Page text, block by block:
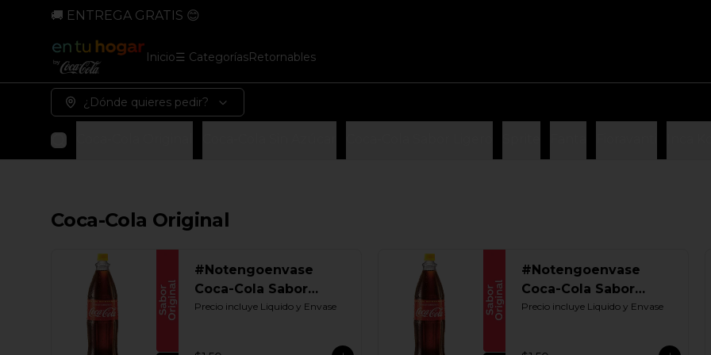
🚚 ENTREGA GRATIS 😊
Inicio☰ CategoríasRetornables
¿Dónde quieres pedir?
Coca-Cola Original
#Notengoenvase
Coca-Cola Sabor
Original 1250 ML.
Precio incluye Liquido y Envase
#Notengoenvase
Coca-Cola Sabor
Original 1250 ML.
Precio incluye Liquido y Envase